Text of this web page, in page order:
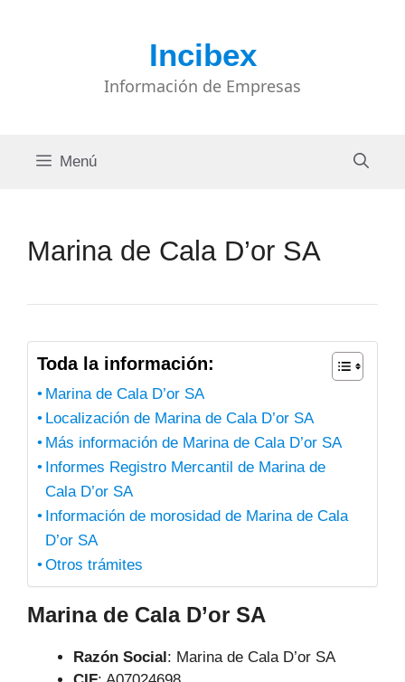
Incibex
Información de Empresas
Menú
Marina de Cala D’or SA
Toda la información:
Marina de Cala D’or SA
Localización de Marina de Cala D’or SA
Más información de Marina de Cala D’or SA
Informes Registro Mercantil de Marina de
Cala D’or SA
Información de morosidad de Marina de Cala
D’or SA
Otros trámites
Marina de Cala D’or SA
Razón Social: Marina de Cala D’or SA